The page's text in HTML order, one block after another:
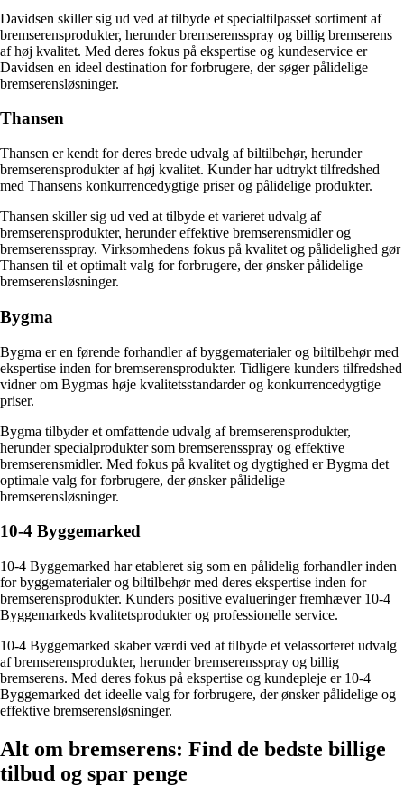
Davidsen skiller sig ud ved at tilbyde et specialtilpasset sortiment af
bremserensprodukter, herunder bremserensspray og billig bremserens
af høj kvalitet. Med deres fokus på ekspertise og kundeservice er
Davidsen en ideel destination for forbrugere, der søger pålidelige
bremserensløsninger.
Thansen
Thansen er kendt for deres brede udvalg af biltilbehør, herunder
bremserensprodukter af høj kvalitet. Kunder har udtrykt tilfredshed
med Thansens konkurrencedygtige priser og pålidelige produkter.
Thansen skiller sig ud ved at tilbyde et varieret udvalg af
bremserensprodukter, herunder effektive bremserensmidler og
bremserensspray. Virksomhedens fokus på kvalitet og pålidelighed gør
Thansen til et optimalt valg for forbrugere, der ønsker pålidelige
bremserensløsninger.
Bygma
Bygma er en førende forhandler af byggematerialer og biltilbehør med
ekspertise inden for bremserensprodukter. Tidligere kunders tilfredshed
vidner om Bygmas høje kvalitetsstandarder og konkurrencedygtige
priser.
Bygma tilbyder et omfattende udvalg af bremserensprodukter,
herunder specialprodukter som bremserensspray og effektive
bremserensmidler. Med fokus på kvalitet og dygtighed er Bygma det
optimale valg for forbrugere, der ønsker pålidelige
bremserensløsninger.
10-4 Byggemarked
10-4 Byggemarked har etableret sig som en pålidelig forhandler inden
for byggematerialer og biltilbehør med deres ekspertise inden for
bremserensprodukter. Kunders positive evalueringer fremhæver 10-4
Byggemarkeds kvalitetsprodukter og professionelle service.
10-4 Byggemarked skaber værdi ved at tilbyde et velassorteret udvalg
af bremserensprodukter, herunder bremserensspray og billig
bremserens. Med deres fokus på ekspertise og kundepleje er 10-4
Byggemarked det ideelle valg for forbrugere, der ønsker pålidelige og
effektive bremserensløsninger.
Alt om bremserens: Find de bedste billige
tilbud og spar penge